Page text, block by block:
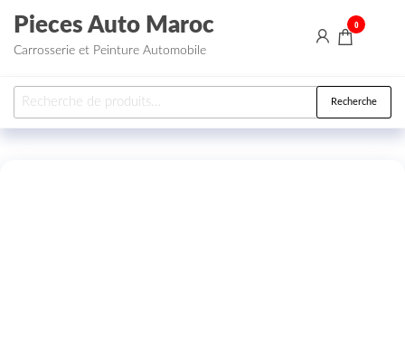
Aller au contenu
Pieces Auto Maroc
Carrosserie et Peinture Automobile
0
Recherche pour : Recherche